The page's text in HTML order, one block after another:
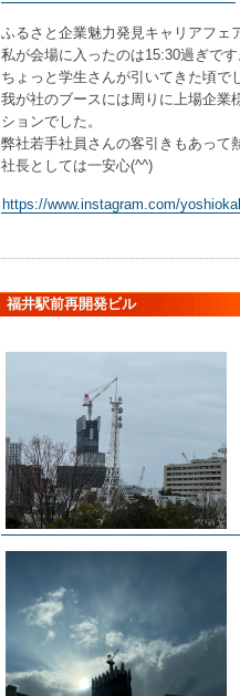
ふるさと企業魅力発見キャリアフェ
私が会場に入ったのは15:30過ぎで
ちょっと学生さんが引いてきた頃で
我が社のブースには周りに上場企業
ションでした。
弊社若手社員さんの客引きもあって
社長としては一安心(^^)
https://www.instagram.com/
福井駅前再開発ビル